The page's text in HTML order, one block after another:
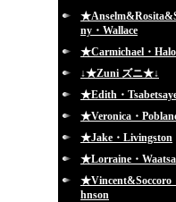
ny・Wallace
★Carmichael・
↓★Zuni ズニ★↓
★Edith・
★Veronica・
★Jake・Livingston
★Lorraine・Waatsa
★Vincent&Soccoro
hnson